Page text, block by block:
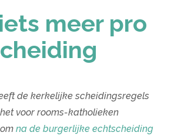
meer pro
de kerkelijke scheidingsregels
voor rooms-katholieken
na de burgerlijke echtscheiding